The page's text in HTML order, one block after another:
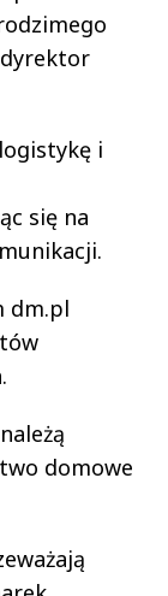
i
się na
dm.pl
domowe